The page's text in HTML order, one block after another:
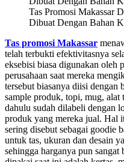
Tas Promosi Makassar
Dibuat Dengan Bahan
Tas promosi Makassar
telah terbukti efektivitasnya
eksebisi biasa digunakan oleh
perusahaan saat mereka
tersebut biasanya diisi dengan
sample produk, topi, mug, alat
dahulu sudah dilabeli dengan
produk yang mereka jual. Hal
sering disebut sebagai goodie
untuk tas, ukuran dan desain
sehingga harganya pun